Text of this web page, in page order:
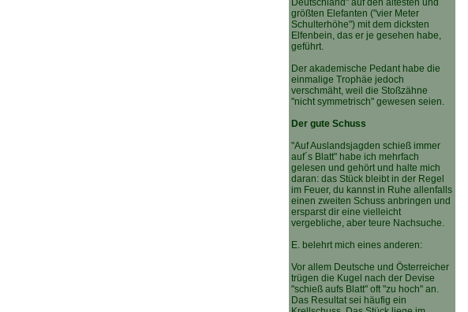
Deutschland" auf den ältesten und
größten Elefanten ("vier Meter
Schulterhöhe") mit dem dicksten
Elfenbein, das er je gesehen habe,
geführt.
Der akademische Pedant habe die
einmalige Trophäe jedoch
verschmäht, weil die Stoßzähne
"nicht symmetrisch" gewesen seien.
Der gute Schuss
"Auf Auslandsjagden schieß immer
auf´s Blatt" habe ich mehrfach
gelesen und gehört und halte mich
daran: das Stück bleibt in der Regel
im Feuer, du kannst in Ruhe allenfalls
einen zweiten Schuss anbringen und
ersparst dir eine vielleicht
vergebliche, aber teure Nachsuche.
E. belehrt mich eines anderen:
Vor allem Deutsche und Österreicher
trügen die Kugel nach der Devise
"schieß aufs Blatt" oft "zu hoch" an.
Das Resultat sei häufig ein